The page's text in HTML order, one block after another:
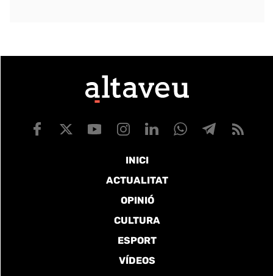
INICI
ACTUALITAT
OPINIÓ
CULTURA
ESPORT
VÍDEOS